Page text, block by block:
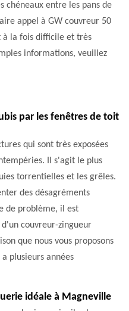
chéneaux entre les pans de
appel à GW couvreur 50
à la fois difficile et très
informations, veuillez
par les fenêtres de toit
qui sont très exposées
Il s'agit le plus
torrentielles et les grêles.
des désagréments
de problème, il est
couvreur-zingueur
que nous vous proposons
plusieurs années
idéale à Magneville